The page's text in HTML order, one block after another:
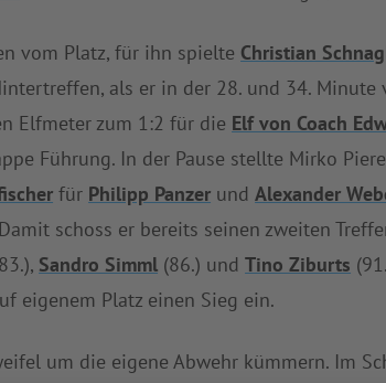
vom Platz, für ihn spielte Christian
als er in der 28. und 34.
Elfmeter zum 1:2 für die Elf von Coach
Führung. In der Pause stellte Mirko
für Philipp Panzer undAlexander
schoss er bereits seinen zweiten
Sandro Simml (86.) undTino Ziburts
eigenem Platz einen Sieg ein.
um die eigene Abwehr kümmern. Im